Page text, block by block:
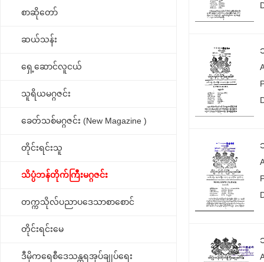
စာဆိုတော်
ဆယ်သန်း
ရှေ့ဆောင်လူငယ်
သူရိယမဂ္ဂဇင်း
ခေတ်သစ်မဂ္ဂဇင်း (New Magazine )
တိုင်းရင်းသူ
သိပ္ပံဘန်တိုက်ကြီးမဂ္ဂဇင်း
တက္ကသိုလ်ပညာပဒေသာစာစောင်
တိုင်းရင်းမေ
ဒီမိုကရေစီဒေသန္တရအုပ်ချုပ်ရေး